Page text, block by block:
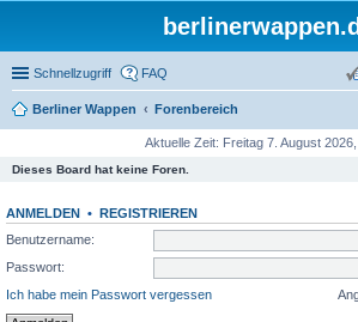
Schnellzugriff FAQ
Berliner Wappen Forenbereich
Aktuelle Zeit: Freitag 7. August
Dieses Board hat keine Foren.
ANMELDEN • REGISTRIEREN
Benutzername:
Passwort:
Ich habe mein Passwort vergessen